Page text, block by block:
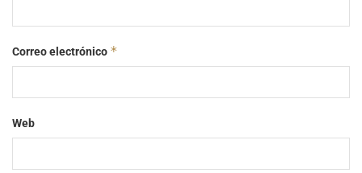
Correo electrónico *
Web